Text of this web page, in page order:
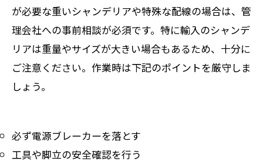
が必要な重いシャンデリアや特殊な配線の場合は、管
理会社への事前相談が必須です。特に輸入のシャンデ
リアは重量やサイズが大きい場合もあるため、十分に
ご注意ください。作業時は下記のポイントを厳守しま
しょう。
必ず電源ブレーカーを落とす
工具や脚立の安全確認を行う